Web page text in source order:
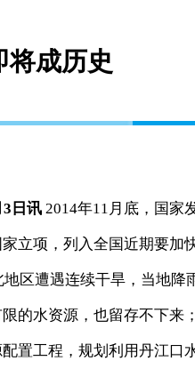
将成历史
3日讯 2014年11月底，国家
立项，列入全国近期要加
遭遇连续干旱，当地降
的水资源，也留存不下来
置工程，规划利用丹江